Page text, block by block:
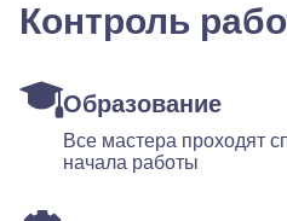
Контроль
Образование
Все мастера проходят
начала работы